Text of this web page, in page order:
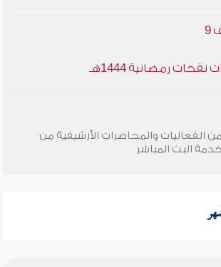
9
رمضانية 1444هـ
من الفعاليات والمحاضرات الأرشيفية من
خدمة البث المباشر